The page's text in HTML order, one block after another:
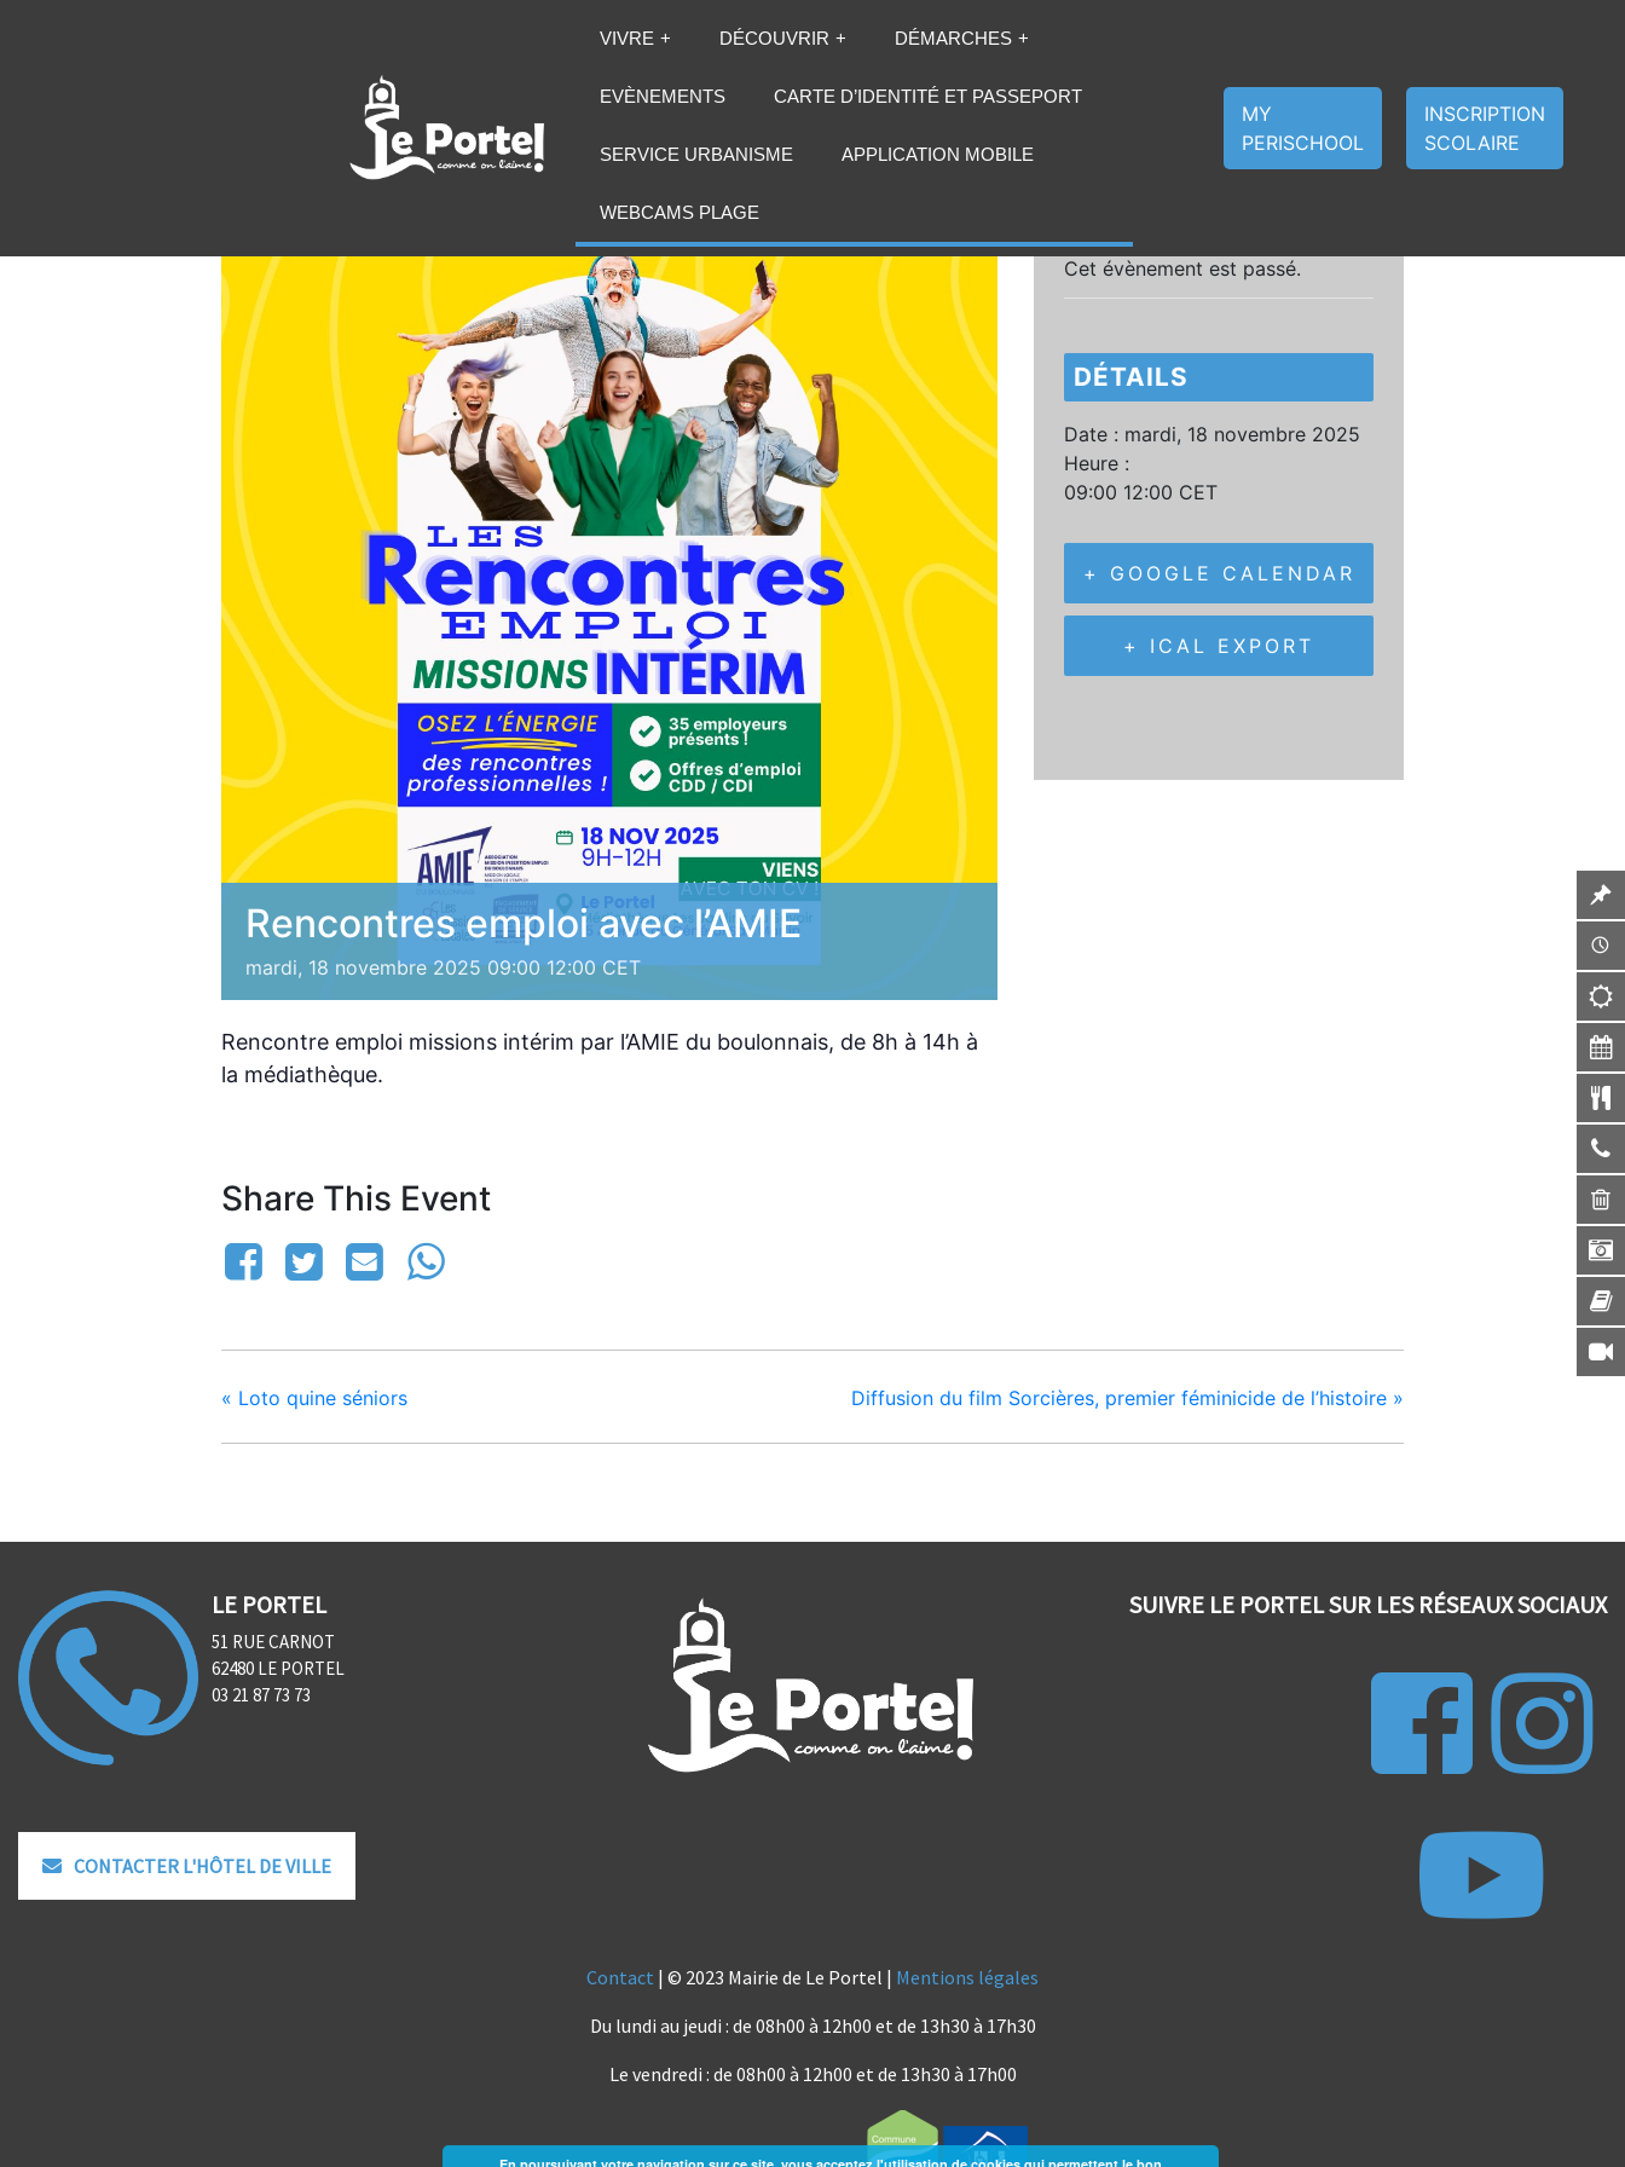
VIVRE DÉCOUVRIR DÉMARCHES
EVÈNEMENTS CARTE D’IDENTITÉ ET PASSEPORT
SERVICE URBANISME APPLICATION MOBILE
WEBCAMS PLAGE
MY
PERISCHOOL
INSCRIPTION
SCOLAIRE
Rencontres emploi avec l’AMIE
mardi, 18 novembre 2025 09:00 12:00 CET
Rencontre emploi missions intérim par l’AMIE du boulonnais, de 8h à 14h à
la médiathèque.
Share This Event
Cet évènement est passé.
DÉTAILS
Date : mardi, 18 novembre 2025
Heure :
09:00 12:00 CET
+ GOOGLE CALENDAR
+ ICAL EXPORT
« Loto quine séniors Diffusion du film Sorcières, premier féminicide de l’histoire »
LE PORTEL
51 RUE CARNOT
62480 LE PORTEL
03 21 87 73 73
CONTACTER L'HÔTEL DE VILLE
SUIVRE LE PORTEL SUR LES RÉSEAUX SOCIAUX
Contact | © 2023 Mairie de Le Portel | Mentions légales
Du lundi au jeudi : de 08h00 à 12h00 et de 13h30 à 17h30
Le vendredi : de 08h00 à 12h00 et de 13h30 à 17h00